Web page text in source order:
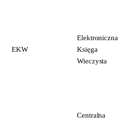
EKW
Elektroniczna
Księga
Wieczysta
Centralna